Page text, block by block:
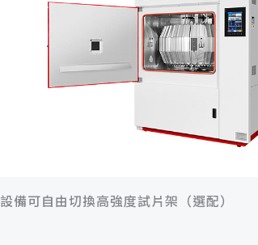
設備可自由切換高強度試片架（選配）